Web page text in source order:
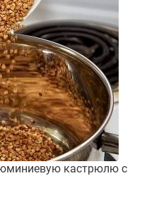
кастрюлю с